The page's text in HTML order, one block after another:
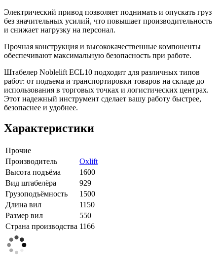
Электрический привод позволяет поднимать и опускать груз
без значительных усилий, что повышает производительность
и снижает нагрузку на персонал.
Прочная конструкция и высококачественные компоненты
обеспечивают максимальную безопасность при работе.
Штабелер Noblelift ECL10 подходит для различных типов
работ: от подъема и транспортировки товаров на складе до
использования в торговых точках и логистических центрах.
Этот надежный инструмент сделает вашу работу быстрее,
безопаснее и удобнее.
Характеристики
Прочие
Производитель
Oxlift
Высота подъёма
1600
Вид штабелёра
929
Грузоподъёмность
1500
Длина вил
1150
Размер вил
550
Страна производства 1166